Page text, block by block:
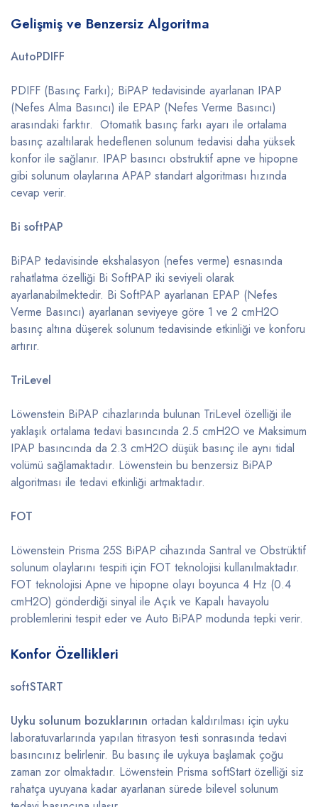
Gelişmiş ve Benzersiz Algoritma
AutoPDIFF
PDIFF (Basınç Farkı); BiPAP tedavisinde ayarlanan IPAP
(Nefes Alma Basıncı) ile EPAP (Nefes Verme Basıncı)
arasındaki farktır. Otomatik basınç farkı ayarı ile ortalama
basınç azaltılarak hedeflenen solunum tedavisi daha yüksek
konfor ile sağlanır. IPAP basıncı obstruktif apne ve hipopne
gibi solunum olaylarına APAP standart algoritması hızında
cevap verir.
Bi softPAP
BiPAP tedavisinde ekshalasyon (nefes verme) esnasında
rahatlatma özelliği Bi SoftPAP iki seviyeli olarak
ayarlanabilmektedir. Bi SoftPAP ayarlanan EPAP (Nefes
Verme Basıncı) ayarlanan seviyeye göre 1 ve 2 cmH2O
basınç altına düşerek solunum tedavisinde etkinliği ve konforu
artırır.
TriLevel
Löwenstein BiPAP cihazlarında bulunan TriLevel özelliği ile
yaklaşık ortalama tedavi basıncında 2.5 cmH2O ve Maksimum
IPAP basıncında da 2.3 cmH2O düşük basınç ile aynı tidal
volümü sağlamaktadır. Löwenstein bu benzersiz BiPAP
algoritması ile tedavi etkinliği artmaktadır.
FOT
Löwenstein Prisma 25S BiPAP cihazında Santral ve Obstrüktif
solunum olaylarını tespiti için FOT teknolojisi kullanılmaktadır.
FOT teknolojisi Apne ve hipopne olayı boyunca 4 Hz (0.4
cmH2O) gönderdiği sinyal ile Açık ve Kapalı havayolu
problemlerini tespit eder ve Auto BiPAP modunda tepki verir.
Konfor Özellikleri
softSTART
Uyku solunum bozuklarının ortadan kaldırılması için uyku
laboratuvarlarında yapılan titrasyon testi sonrasında tedavi
basıncınız belirlenir. Bu basınç ile uykuya başlamak çoğu
zaman zor olmaktadır. Löwenstein Prisma softStart özelliği siz
rahatça uyuyana kadar ayarlanan sürede bilevel solunum